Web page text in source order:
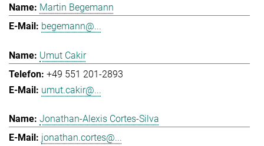
Martin Begemann
begemann@...
Umut Cakir
+49 551 201-2893
umut.cakir@...
Jonathan-Alexis Cortes-Silva
jonathan.cortes@...